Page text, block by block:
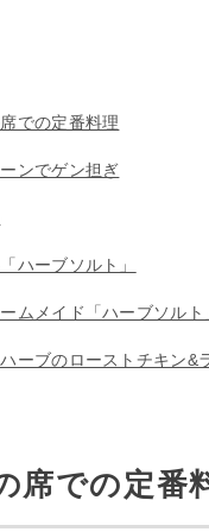
での定番料理
ンでゲン担ぎ
ハーブソルト」
ムメイド「ハーブソルト
ーブのローストチキン&
席での定番